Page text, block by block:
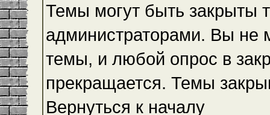
Темы могут быть закрыты
администраторами. Вы не
темы, и любой опрос в
прекращается. Темы
Вернуться к началу